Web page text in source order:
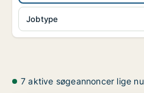
Jobtype
7 aktive søgeannoncer lige nu